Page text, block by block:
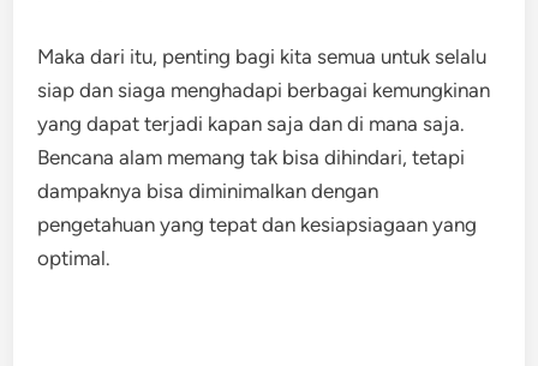
Maka dari itu, penting bagi kita semua untuk selalu
siap dan siaga menghadapi berbagai kemungkinan
yang dapat terjadi kapan saja dan di mana saja.
Bencana alam memang tak bisa dihindari, tetapi
dampaknya bisa diminimalkan dengan
pengetahuan yang tepat dan kesiapsiagaan yang
optimal.